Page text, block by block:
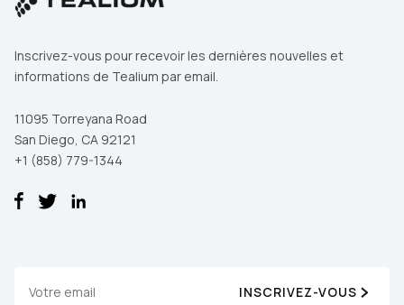
Inscrivez-vous pour recevoir les dernières nouvelles et
informations de Tealium par email.
11095 Torreyana Road
San Diego, CA 92121
+1 (858) 779-1344
INSCRIVEZ-VOUS